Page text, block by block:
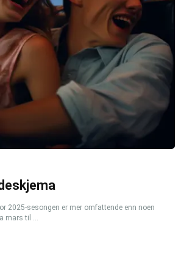
2025-sesongen er mer omfattende enn noen
mars til ...